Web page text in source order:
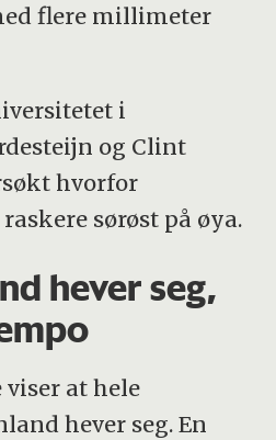
flere millimeter
i
og Clint
hvorfor
sørøst på øya.
hever seg,
at hele
hever seg. En